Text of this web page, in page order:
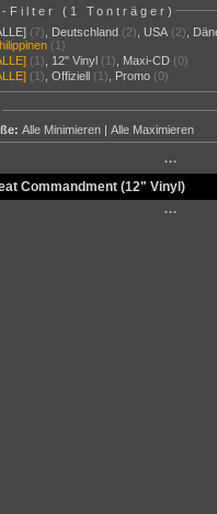
Filter ( 1 Tonträger)
(7) Deutschland (2) USA (2)
(1)
(1) 12" Vinyl (1) Maxi-CD (0)
(1) ,Offiziell (1) Promo (0)
Alle Minimieren |Alle Maximieren
···
Commandment (12" Vinyl)
···